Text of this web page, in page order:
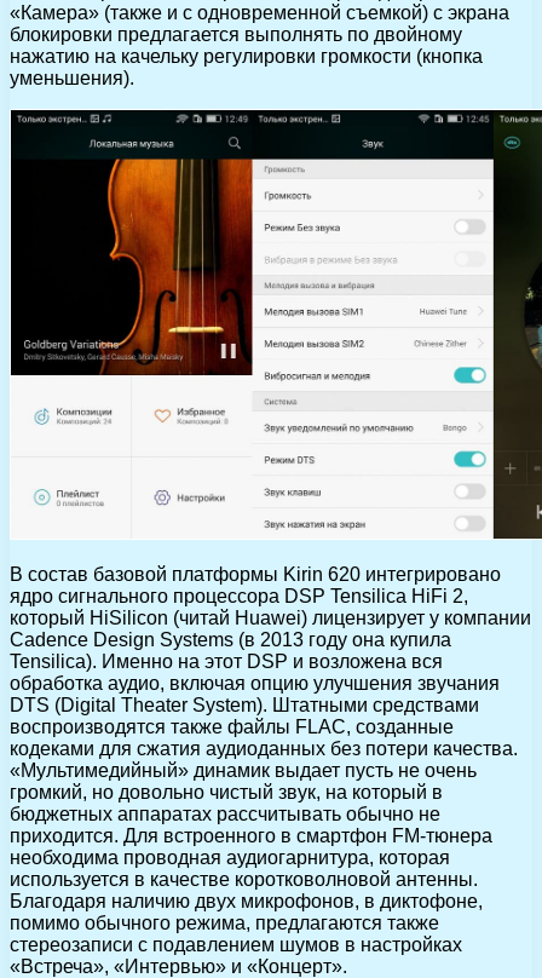
«Камера» (также и с одновременной съемкой) с экрана
блокировки предлагается выполнять по двойному
нажатию на качельку регулировки громкости (кнопка
уменьшения).
В состав базовой платформы Kirin 620 интегрировано
ядро сигнального процессора DSP Tensilica HiFi 2,
который HiSilicon (читай Huawei) лицензирует у компании
Cadence Design Systems (в 2013 году она купила
Tensilica). Именно на этот DSP и возложена вся
обработка аудио, включая опцию улучшения звучания
DTS (Digital Theater System). Штатными средствами
воспроизводятся также файлы FLAC, созданные
кодеками для сжатия аудиоданных без потери качества.
«Мультимедийный» динамик выдает пусть не очень
громкий, но довольно чистый звук, на который в
бюджетных аппаратах рассчитывать обычно не
приходится. Для встроенного в смартфон FM-тюнера
необходима проводная аудиогарнитура, которая
используется в качестве коротковолновой антенны.
Благодаря наличию двух микрофонов, в диктофоне,
помимо обычного режима, предлагаются также
стереозаписи с подавлением шумов в настройках
«Встреча», «Интервью» и «Концерт».